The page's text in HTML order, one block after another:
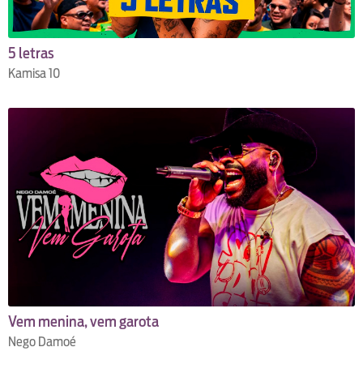
5 letras
Kamisa 10
Vem menina, vem garota
Nego Damoé